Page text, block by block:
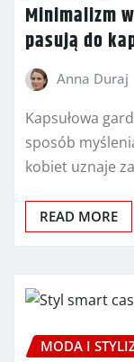
Minimalizm
pasują do
Anna Duraj
Kapsułowa
sposób
kobiet uznaje
READ MORE
MODA I